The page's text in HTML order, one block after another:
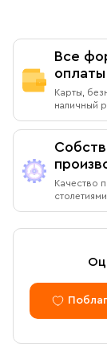
Все
оплаты
Карты,
наличный
Качество
столетиями